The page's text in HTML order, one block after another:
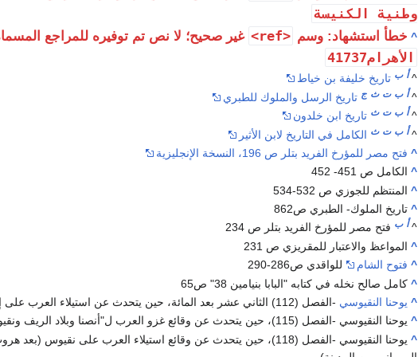
وطنية الكنيسة
^ خطأ استشهاد: وسم <ref> غير صحيح؛ لا نص تم توفيره للمراجع
الأهرام41737
^أ ب تاريخ خليفة بن خياط
^أ ب ت ث ج تاريخ الرسل والملوك للطبري
^أ ب ت ث تاريخ ابن خلدون
^أ ب ت ث الكامل في التاريخ لابن الأثير
^ فتح مصر للمؤرخ الفريد بتلر ص 196، النسخة الإنجليزية
^ الكامل ص 451- 452
^ المنتظم للجوزي ص 532-534
^ تاريخ الملوك- الطبري ص862
^أ ب فتح مصر للمؤرخ الفريد بتلر ص 234
^ المواعظ والاعتبار للمقريزي ص 231
^ فتوح الشام
للواقدي ص286-290
^ كامل صالح نخله في كتابه "البابا بنيامين 38" ص65
^ يوحنا النقيوسي -الفصل (112) الثاني عشر بعد المائة، حين يتحدث عن استيلاء العرب على إقليم الفيوم
^ يوحنا النقيوسي -الفصل (115)، حين يتحدث عن وقائع غزو العرب ل"أنصنا وبلاد الريف ونقيوس"
^
يوحنا النقيوسي -الفصل (118)، حين يتحدث عن وقائع استيلاء العرب على نقيوس